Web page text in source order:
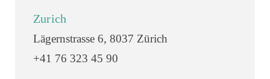
Zurich
Lägernstrasse 6, 8037 Zürich
+41 76 323 45 90